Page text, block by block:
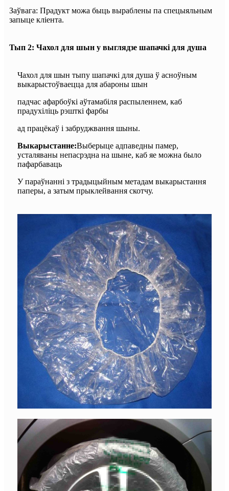
Заўвага: Прадукт можа быць выраблены па спецыяльным
запыце кліента.
Тып 2: Чахол для шын у выглядзе шапачкі для душа
Чахол для шын тыпу шапачкі для душа ў асноўным
выкарыстоўваецца для абароны шын
падчас афарбоўкі аўтамабіля распыленнем, каб
прадухіліць рэшткі фарбы
ад працёкаў і забруджвання шыны.
Выкарыстанне:Выберыце адпаведны памер,
усталяваны непасрэдна на шыне, каб яе можна было
пафарбаваць
У параўнанні з традыцыйным метадам выкарыстання
паперы, а затым прыклейвання скотчу.